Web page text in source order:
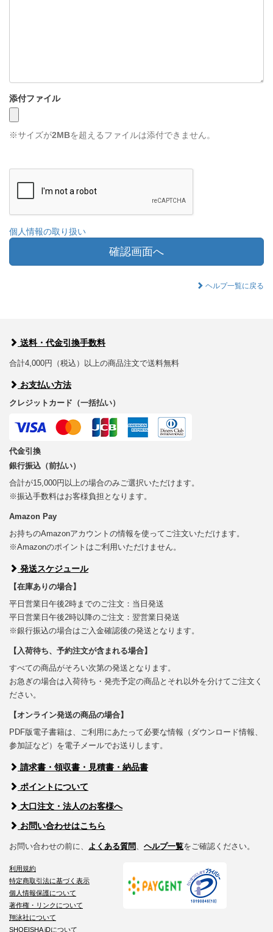
添付ファイル
※サイズが2MBを超えるファイルは添付できません。
個人情報の取り扱い
確認画面へ
ヘルプ一覧に戻る
送料・代金引換手数料
合計4,000円（税込）以上の商品注文で送料無料
お支払い方法
クレジットカード（一括払い）
代金引換
銀行振込（前払い）
合計が15,000円以上の場合のみご選択いただけます。
※振込手数料はお客様負担となります。
Amazon Pay
お持ちのAmazonアカウントの情報を使ってご注文いただけます。
※Amazonのポイントはご利用いただけません。
発送スケジュール
【在庫ありの場合】
平日営業日午後2時までのご注文：当日発送
平日営業日午後2時以降のご注文：翌営業日発送
※銀行振込の場合はご入金確認後の発送となります。
【入荷待ち、予約注文が含まれる場合】
すべての商品がそろい次第の発送となります。
お急ぎの場合は入荷待ち・発売予定の商品とそれ以外を分けてご注文く
ださい。
【オンライン発送の商品の場合】
PDF版電子書籍は、ご利用にあたって必要な情報（ダウンロード情報、
参加証など）を電子メールでお送りします。
請求書・領収書・見積書・納品書
ポイントについて
大口注文・法人のお客様へ
お問い合わせはこちら
お問い合わせの前に、 よくある質問 ヘルプ一覧をご確認ください。
利用規約
特定商取引法に基づく表示
個人情報保護について
著作権・リンクについて
翔泳社について
SHOEISHA iDについて